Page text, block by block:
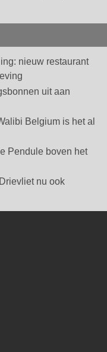
nieuw restaurant
uit aan
Belgium is het al
Pendule boven het
nu ook